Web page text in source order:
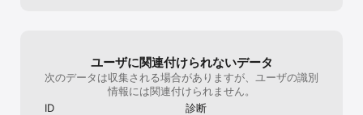
※ご利用には手数料がかかります。
※スマートクレカ(キャッシング)利用分、現金チャージ分の現金引き
出しが可能となります。
※スマートクレカ（ショッピング）利用分は、現金引き出しができま
せん。
ユーザに関連付けられないデータ
次のデータは収集される場合がありますが、ユーザの識別
情報には関連付けられません。
ID
診断